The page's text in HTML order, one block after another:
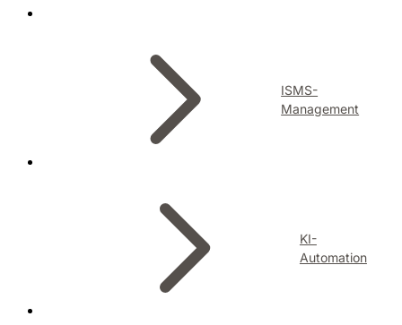
ISMS-
Management
KI-
Automation